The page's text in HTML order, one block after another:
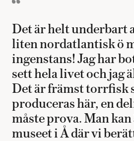
Det är helt underbart
liten nordatlantisk ö
ingenstans! Jag har
sett hela livet och jag
Det är främst torrfisk
produceras här, en
måste prova. Man kan
museet i Å där vi